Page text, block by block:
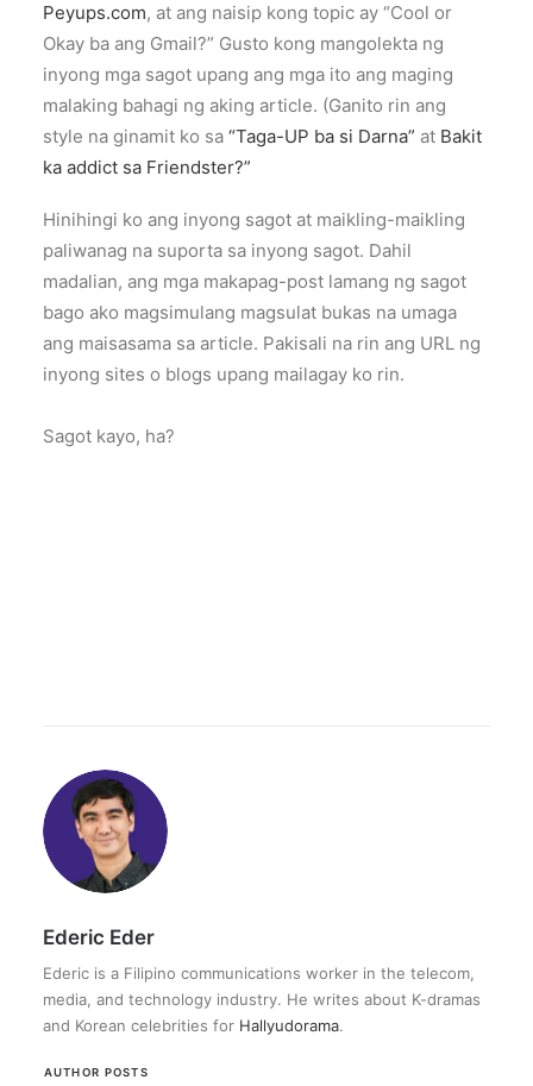
Peyups.com, at ang naisip kong topic ay “Cool or
Okay ba ang Gmail?” Gusto kong mangolekta ng
inyong mga sagot upang ang mga ito ang maging
malaking bahagi ng aking article. (Ganito rin ang
style na ginamit ko sa “Taga-UP ba si Darna” at Bakit
ka addict sa Friendster?”
Hinihingi ko ang inyong sagot at maikling-maikling
paliwanag na suporta sa inyong sagot. Dahil
madalian, ang mga makapag-post lamang ng sagot
bago ako magsimulang magsulat bukas na umaga
ang maisasama sa article. Pakisali na rin ang URL ng
inyong sites o blogs upang mailagay ko rin.
Sagot kayo, ha?
Ederic Eder
Ederic is a Filipino communications worker in the telecom,
media, and technology industry. He writes about K-dramas
and Korean celebrities for Hallyudorama.
AUTHOR POSTS